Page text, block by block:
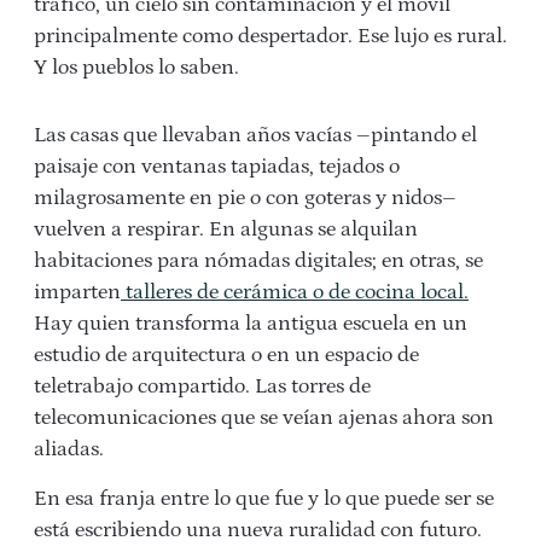
tráfico, un cielo sin contaminación y el móvil
principalmente como despertador. Ese lujo es rural.
Y los pueblos lo saben.
Las casas que llevaban años vacías –pintando el
paisaje con ventanas tapiadas, tejados o
milagrosamente en pie o con goteras y nidos–
vuelven a respirar. En algunas se alquilan
habitaciones para nómadas digitales; en otras, se
imparten talleres de cerámica o de cocina local.
Hay quien transforma la antigua escuela en un
estudio de arquitectura o en un espacio de
teletrabajo compartido. Las torres de
telecomunicaciones que se veían ajenas ahora son
aliadas.
En esa franja entre lo que fue y lo que puede ser se
está escribiendo una nueva ruralidad con futuro.